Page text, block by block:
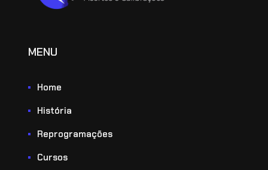
MENU
Home
História
Reprogramações
Cursos